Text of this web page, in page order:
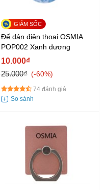
Đế dán điện thoại OSMIA
POP002 Xanh dương
10.000₫
25.000₫
-60%
74 đánh giá